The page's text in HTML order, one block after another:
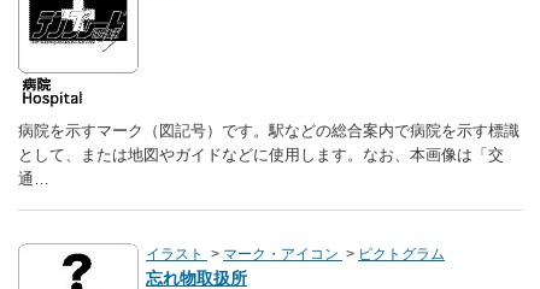
病院を示すマーク（図記号）です。駅などの総合案内で病院を示す標識
として、または地図やガイドなどに使用します。なお、本画像は「交
通…
イラスト マーク・アイコン ピクトグラム
忘れ物取扱所